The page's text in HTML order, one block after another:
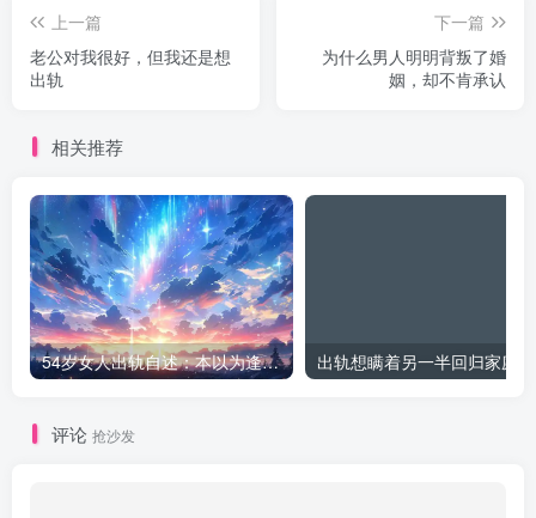
上一篇
老公对我很好，但我还是想
出轨
下一篇
为什么男人明明背叛了婚
姻，却不肯承认
相关推荐
54岁女人出轨自述：本以为逢场作戏
评论 抢沙发